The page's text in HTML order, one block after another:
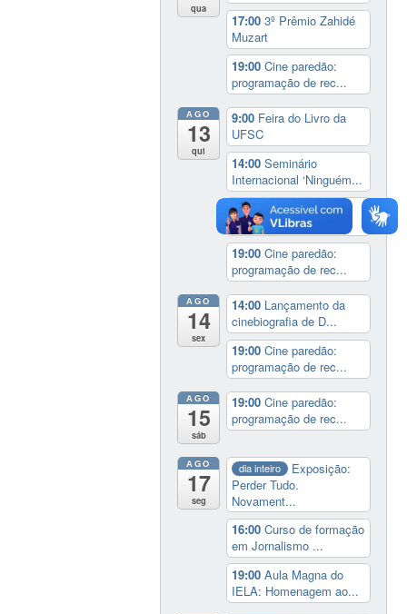
qua
17:003º Prêmio Zahidé
Muzart
19:00Cine paredão:
programação de rec...
AGO
13
qui
9:00 Feira do Livro da
UFSC
14:00Seminário
Internacional ‘Ninguém...
14:30 Sessão Especial
do Conselho Esta...
19:00Cine paredão:
programação de rec...
AGO
14
sex
14:00 Lançamento da
cinebiografia de D...
19:00Cine paredão:
programação de rec...
AGO
15
sáb
19:00Cine paredão:
programação de rec...
AGO
17
seg
dia inteiro
Exposição:
Perder Tudo.
Novament...
16:00Curso de formação
em Jornalismo ...
19:00Aula Magna do
IELA: Homenagem ao...